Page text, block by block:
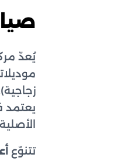
يُعدّ
يعتمد
تتنوّع